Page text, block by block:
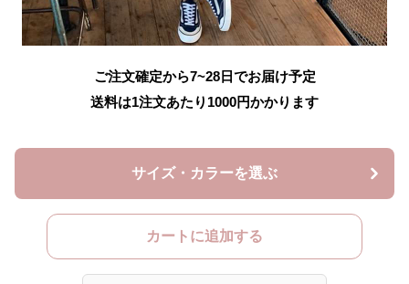
ご注文確定から7~28日でお届け予定
送料は1注文あたり 1000円かかります
サイズ・カラーを選ぶ
カートに追加する